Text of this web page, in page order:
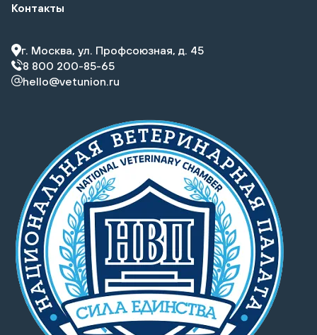
Контакты
г. Москва, ул. Профсоюзная, д. 45
8 800 200-85-65
hello@vetunion.ru